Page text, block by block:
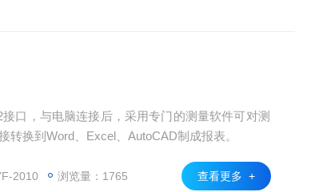
口，与电脑连接后，采用专门的测量软件可对测
换到Word、Excel、AutoCAD制成报表。
2010 浏览量：1765 查看更多 +